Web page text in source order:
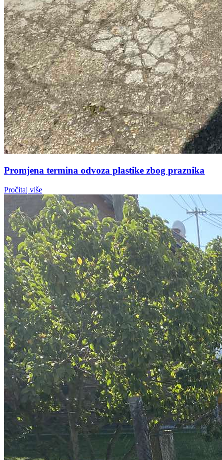
Promjena termina odvoza plastike zbog praznika
Pročitaj više